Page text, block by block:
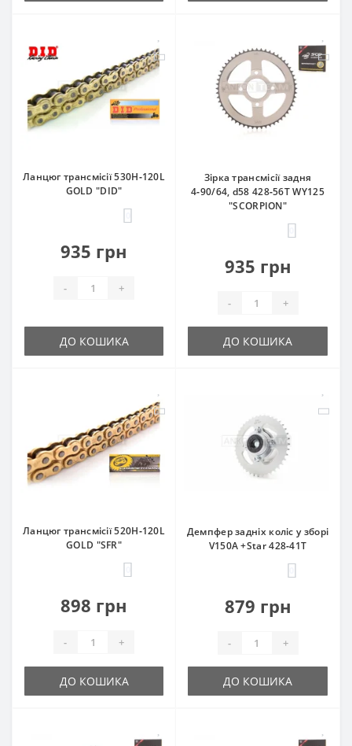
Ланцюг трансмісії 530H‑120L
GOLD "DID"
935 грн
- +
ДО КОШИКА
Зірка трансмісії задня
4‑90/64, d58 428‑56T WY125
"SCORPION"
935 грн
- +
ДО КОШИКА
Ланцюг трансмісії 520H‑120L
GOLD "SFR"
898 грн
- +
ДО КОШИКА
Демпфер задніх коліс у зборі
V150A +Star 428‑41T
879 грн
- +
ДО КОШИКА